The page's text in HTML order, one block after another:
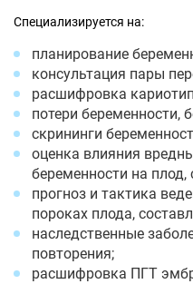
Специализируется на:
планирование
консультация пары
расшифровка
потери беременности,
скрининги
оценка влияния
беременности на плод,
прогноз и тактика
пороках плода,
наследственные
повторения;
расшифровка ПГТ